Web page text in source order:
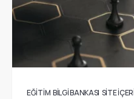
EĞITIM BILGI BANKASI SITE